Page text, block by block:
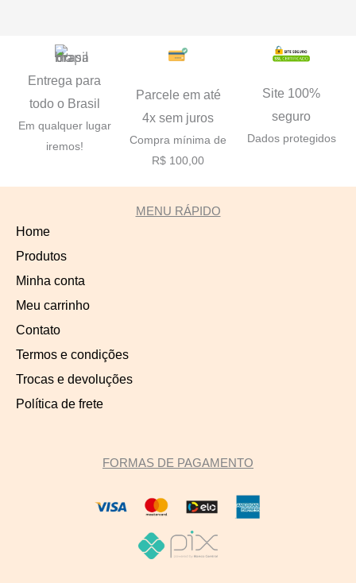
Entrega para
todo o Brasil
Em qualquer lugar
iremos!
Parcele em até
4x sem juros
Compra mínima de
R$ 100,00
Site 100%
seguro
Dados protegidos
MENU RÁPIDO
Home
Produtos
Minha conta
Meu carrinho
Contato
Termos e condições
Trocas e devoluções
Política de frete
FORMAS DE PAGAMENTO